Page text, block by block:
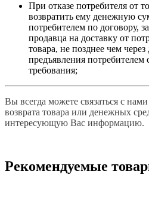
При отказе потребителя от
возвратить ему денежную
потребителем по договору,
продавца на доставку от
товара, не позднее чем через
предъявления потребителем
требования;
Вы всегда можете связаться с
возврата товара или денежных
интересующую Вас информацию.
Рекомендуемые